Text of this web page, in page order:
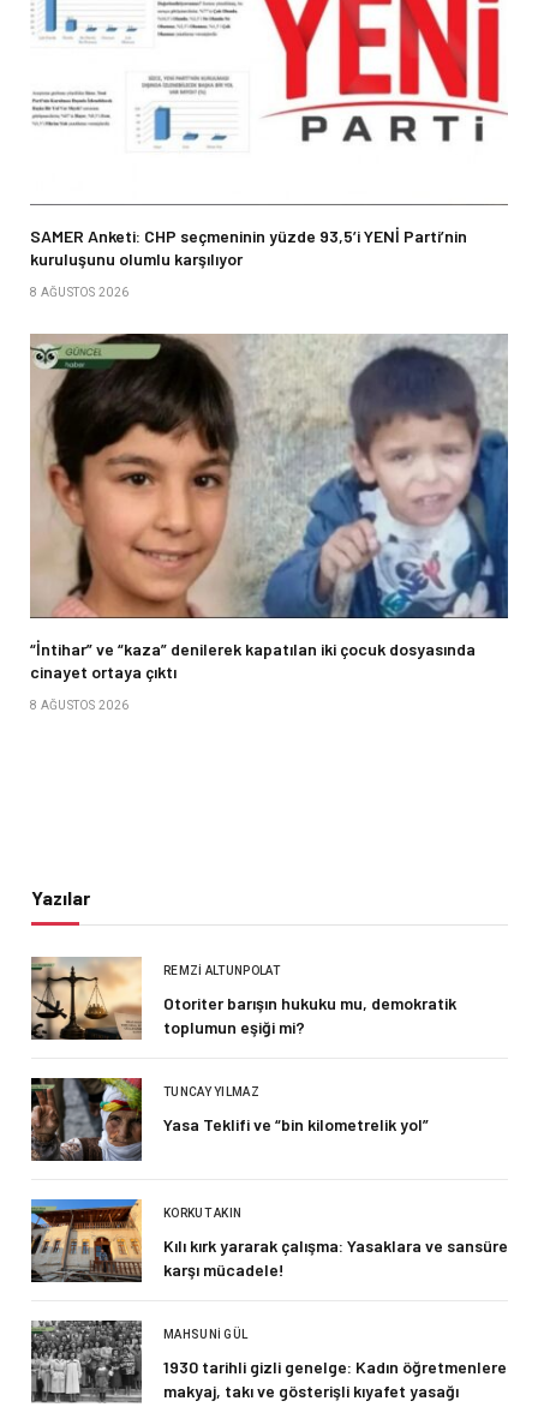
SAMER Anketi: CHP seçmeninin yüzde 93,5’i YENİ Parti’nin
kuruluşunu olumlu karşılıyor
8 AĞUSTOS 2026
“İntihar” ve “kaza” denilerek kapatılan iki çocuk dosyasında
cinayet ortaya çıktı
8 AĞUSTOS 2026
Yazılar
REMZI ALTUNPOLAT
Otoriter barışın hukuku mu, demokratik
toplumun eşiği mi?
TUNCAY YILMAZ
Yasa Teklifi ve “bin kilometrelik yol”
KORKUT AKIN
Kılı kırk yararak çalışma: Yasaklara ve sansüre
karşı mücadele!
MAHSUNI GÜL
1930 tarihli gizli genelge: Kadın öğretmenlere
makyaj, takı ve gösterişli kıyafet yasağı